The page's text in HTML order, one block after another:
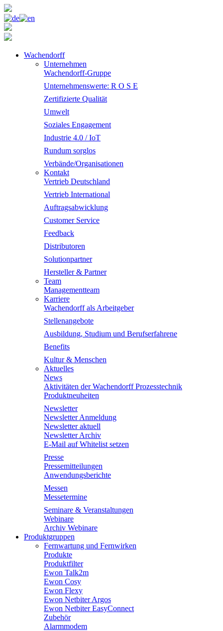
Wachendorff
Unternehmen
Wachendorff-Gruppe
Unternehmenswerte: R O S E
Zertifizierte Qualität
Umwelt
Soziales Engagement
Industrie 4.0 / IoT
Rundum sorglos
Verbände/Organisationen
Kontakt
Vertrieb Deutschland
Vertrieb International
Auftragsabwicklung
Customer Service
Feedback
Distributoren
Solutionpartner
Hersteller & Partner
Team
Managementteam
Karriere
Wachendorff als Arbeitgeber
Stellenangebote
Ausbildung, Studium und Berufserfahrene
Benefits
Kultur & Menschen
Aktuelles
News
Aktivitäten der Wachendorff Prozesstechnik
Produktneuheiten
Newsletter
Newsletter Anmeldung
Newsletter aktuell
Newsletter Archiv
E-Mail auf Whitelist setzen
Presse
Pressemitteilungen
Anwendungsberichte
Messen
Messetermine
Seminare & Veranstaltungen
Webinare
Archiv Webinare
Produktgruppen
Fernwartung und Fernwirken
Produkte
Produktfilter
Ewon Talk2m
Ewon Cosy
Ewon Flexy
Ewon Netbiter Argos
Ewon Netbiter EasyConnect
Zubehör
Alarmmodem